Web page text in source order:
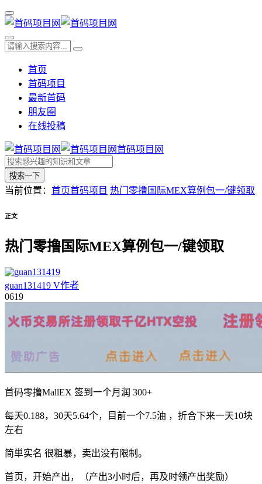
首页
首码项目
最新首码
朋友圈
在线投稿
首码项目网
搜索一下
当前位置： 首页首码项目 热门零撸国际MEX算例包一/键领取
正文
热门零撸国际MEX算例包一/键领取
guan131419 V作者
0619
首码零撸MallEX 签到一个月润 300+
每天0.188，30天5.64个，目前一个7.5油 ，折合下来一天10块
左右
简単实名 很粗暴，卖出没有限制。
首页，开始产出，（产出3小时后，再及时领产出奖励）